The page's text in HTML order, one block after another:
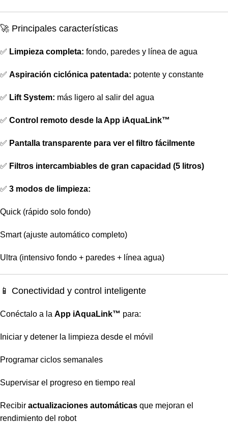
🚀 Principales características
✅ Limpieza completa: fondo, paredes y línea de agua
✅ Aspiración ciclónica patentada: potente y constante
✅ Lift System: más ligero al salir del agua
✅ Control remoto desde la App iAquaLink™
✅ Pantalla transparente para ver el filtro fácilmente
✅ Filtros intercambiables de gran capacidad (5 litros)
✅ 3 modos de limpieza:
Quick (rápido solo fondo)
Smart (ajuste automático completo)
Ultra (intensivo fondo + paredes + línea agua)
📱 Conectividad y control inteligente
Conéctalo a la App iAquaLink™ para:
Iniciar y detener la limpieza desde el móvil
Programar ciclos semanales
Supervisar el progreso en tiempo real
Recibir actualizaciones automáticas que mejoran el
rendimiento del robot